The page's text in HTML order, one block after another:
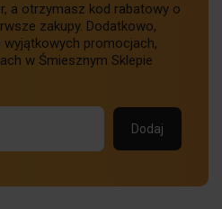
a otrzymasz kod rabatowy o
zakupy. Dodatkowo,
promocjach,
w Śmiesznym Sklepie